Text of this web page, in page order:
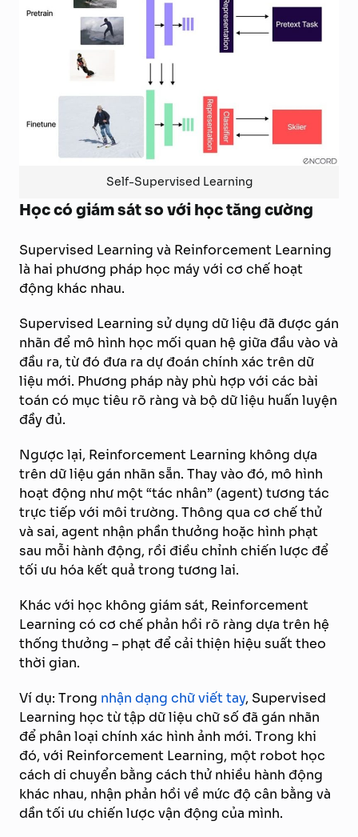
Self-Supervised Learning
Học có giám sát so với học tăng cường
Supervised Learning và Reinforcement Learning
là hai phương pháp học máy với cơ chế hoạt
động khác nhau.
Supervised Learning sử dụng dữ liệu đã được gán
nhãn để mô hình học mối quan hệ giữa đầu vào và
đầu ra, từ đó đưa ra dự đoán chính xác trên dữ
liệu mới. Phương pháp này phù hợp với các bài
toán có mục tiêu rõ ràng và bộ dữ liệu huấn luyện
đầy đủ.
Ngược lại, Reinforcement Learning không dựa
trên dữ liệu gán nhãn sẵn. Thay vào đó, mô hình
hoạt động như một “tác nhân” (agent) tương tác
trực tiếp với môi trường. Thông qua cơ chế thử
và sai, agent nhận phần thưởng hoặc hình phạt
sau mỗi hành động, rồi điều chỉnh chiến lược để
tối ưu hóa kết quả trong tương lai.
Khác với học không giám sát, Reinforcement
Learning có cơ chế phản hồi rõ ràng dựa trên hệ
thống thưởng – phạt để cải thiện hiệu suất theo
thời gian.
Ví dụ: Trong nhận dạng chữ viết tay, Supervised
Learning học từ tập dữ liệu chữ số đã gán nhãn
để phân loại chính xác hình ảnh mới. Trong khi
đó, với Reinforcement Learning, một robot học
cách di chuyển bằng cách thử nhiều hành động
khác nhau, nhận phản hồi về mức độ cân bằng và
dần tối ưu chiến lược vận động của mình.